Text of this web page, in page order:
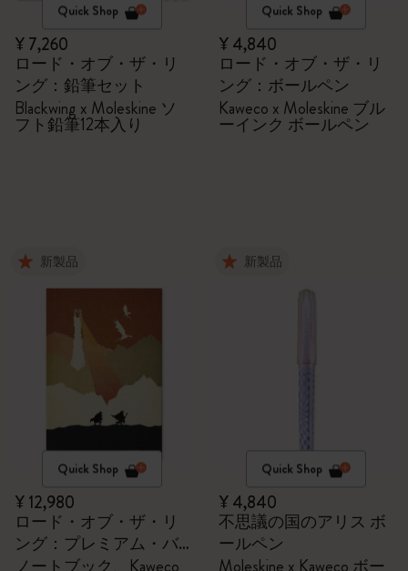
Quick Shop
¥ 7,260
ロード・オブ・ザ・リ
ング：鉛筆セット
Blackwing x Moleskine ソ
フト鉛筆12本入り
Quick Shop
¥ 4,840
ロード・オブ・ザ・リ
ング：ボールペン
Kaweco x Moleskine ブル
ーインク ボールペン
新製品
Quick Shop
¥ 12,980
ロード・オブ・ザ・リ
ング：プレミアム・バ
ンドル
新製品
Quick Shop
¥ 4,840
不思議の国のアリス ボ
ールペン